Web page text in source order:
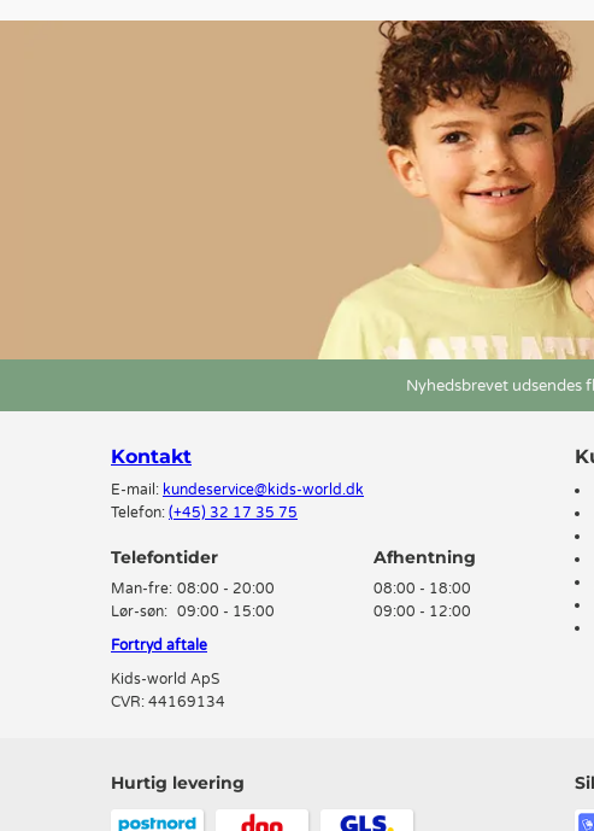
Nyhedsbrevet udsendes
Kontakt
E-mail: kundeservice@kids-world.dk
Telefon: (+45) 32 17 35 75
Telefontider
Man-fre: 08:00 - 20:00
Lør-søn: 09:00 - 15:00
08:00 - 18:00
09:00 - 12:00
Fortryd aftale
Kids-world ApS
CVR: 44169134
Hurtig levering